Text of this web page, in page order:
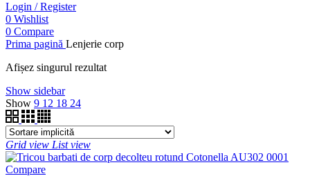
Login / Register
0 Wishlist
0 Compare
Prima pagină Lenjerie corp
Afișez singurul rezultat
Show sidebar
Show 9 12 18 24
Grid view List view
Compare